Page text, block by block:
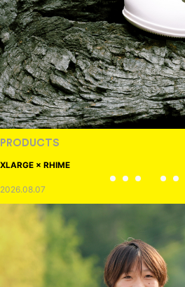
PRODUCTS
XLARGE × RHIME
2026.08.07